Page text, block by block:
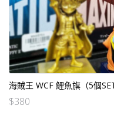
海賊王 WCF 鯉魚旗（5個SET
$380